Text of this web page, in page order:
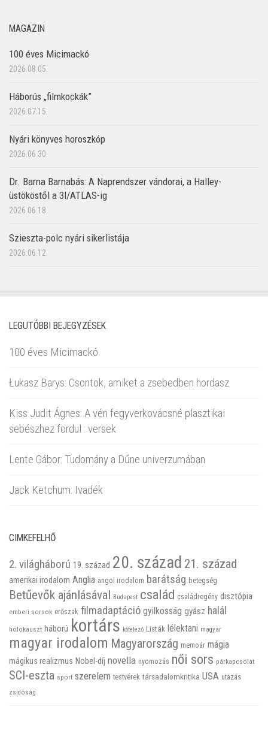
MAGAZIN
100 éves Micimackó
2026.08.05.
Háborús „filmkockák”
2026.07.15.
Nyári könyves horoszkóp
2026.06.30.
Dr. Barna Barnabás: A Naprendszer vándorai, a Halley-
üstököstől a 3I/ATLAS-ig
2026.06.18.
Szieszta-polc nyári sikerlistája
2026.06.12.
LEGUTÓBBI BEJEGYZÉSEK
100 éves Micimackó
Łukasz Barys: Csontok, amiket a zsebedben hordasz
Kiss Judit Ágnes: A vén fegyverkovácsné plasztikai
sebészhez fordul : versek
Lente Gábor: Tudomány a Dűne univerzumában
Jack Ketchum: Ivadék
CIMKEFELHŐ
2. világháború 19. század 20. század 21. század
amerikai irodalom Anglia angol irodalom barátság betegség
Betűevők ajánlásával Budapest család családregény disztópia
emberi sorsok erőszak filmadaptáció gyilkosság gyász halál
holokauszt háború kortárs kötelező Listák lélektani magyar
magyar irodalom Magyarország memoár mágia
mágikus realizmus Nobel-díj novella nyomozás női sors párkapcsolat
SCI-eszta sport szerelem testvérek társadalomkritika USA utazás
zsidóság